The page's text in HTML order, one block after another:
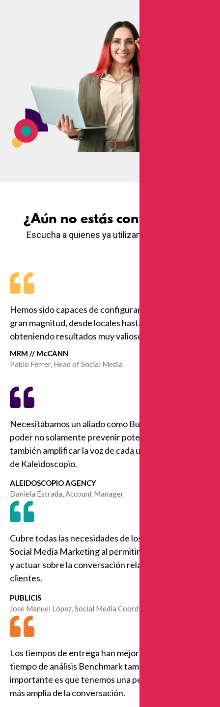
¿Aún no estás convencido?
Escucha a quienes ya utilizan Buzzmonitor
Hemos sido capaces de configurar proyectos de
gran magnitud, desde locales hasta globales,
obteniendo resultados muy valiosos e insights.
MRM // McCANN
Pablo Ferrer, Head of Social Media
Necesitábamos un aliado como Buzzmonitor para
poder no solamente prevenir potenciales crisis, sino
también amplificar la voz de cada uno de los aliados
de Kaleidoscopio.
ALEIDOSCOPIO AGENCY
Daniela Estrada, Account Manager
Cubre todas las necesidades de los profesionales de
Social Media Marketing al permitir escuchar, analizar
y actuar sobre la conversación relacionada con tus
clientes.
PUBLICIS
José Manuel López, Social Media Coordinador
Los tiempos de entrega han mejorado mucho, el
tiempo de análisis Benchmark también y lo más
importante es que tenemos una perspectiva mucho
más amplia de la conversación.